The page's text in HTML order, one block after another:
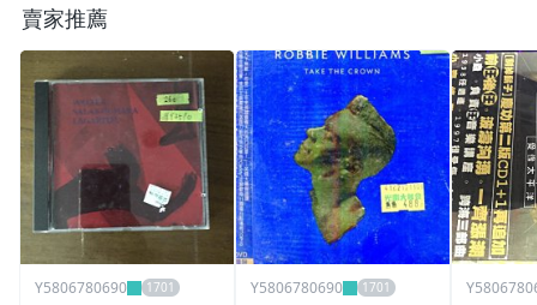
賣家推薦
Y5806780690 Y5806780690